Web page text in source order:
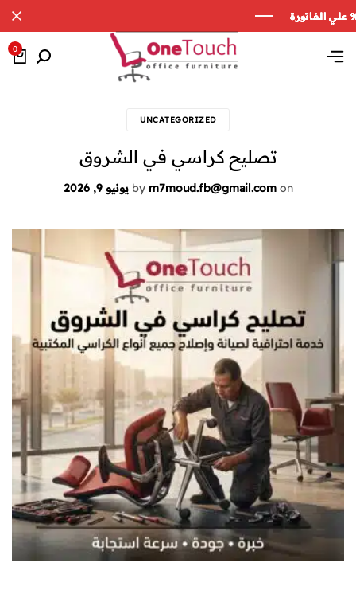
0
UNCATEGORIZED
تصليح كراسي في الشروق
by m7moud.fb@gmail.com on يونيو 9, 2026